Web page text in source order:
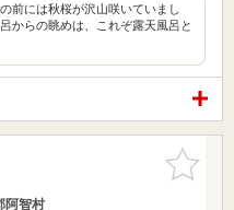
前には秋桜が沢山咲いていまし
からの眺めは、これぞ露天風呂と
お気に入
りに追加
阿智村